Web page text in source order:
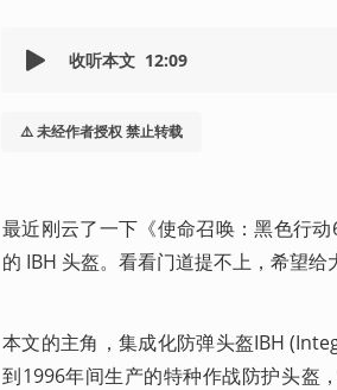
收听本文 12:09
⚠️ 未经作者授权 禁止转载
最近刚云了一下《使命召唤：黑色行
的 IBH 头盔。看看门道提不上，希望给
本文的主角，集成化防弹头盔IBH
到1996年间生产的特种作战防护头盔